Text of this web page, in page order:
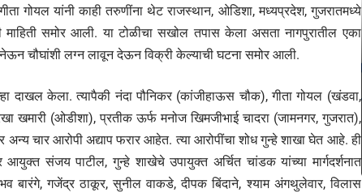
गोयल यांनी काही तरुणींना थेट राजस्थान, ओडिशा, मध्यप्रदेश, गुजरातमध्ये
समोर आली. या टोळीचा सखोल तपास केला असता नागपुरातील एका
नेऊन चौघांशी लग्न लावून देऊन विक्री केल्याची घटना समोर आली.
दाखल केला. त्यापैकी नंदा पौनिकर (कांजीहाऊस चौक), गीता गोयल (खंडवा,
खमारी (ओडीशा), प्रतीक ऊर्फ मनोज खिमजीभाई चादरा (जामनगर, गुजरात),
चार आरोपी अद्याप फरार आहेत. त्या आरोपींचा शोध गुन्हे शाखा घेत आहे. ही
संजय पाटील, गुन्हे शाखेचे उपायुक्त अर्चित चांडक यांच्या मार्गदर्शनात
बारंगे, गजेंद्र ठाकूर, सुनील वाकडे, दीपक बिंदाने, श्याम अंगथुलेवार, विलास